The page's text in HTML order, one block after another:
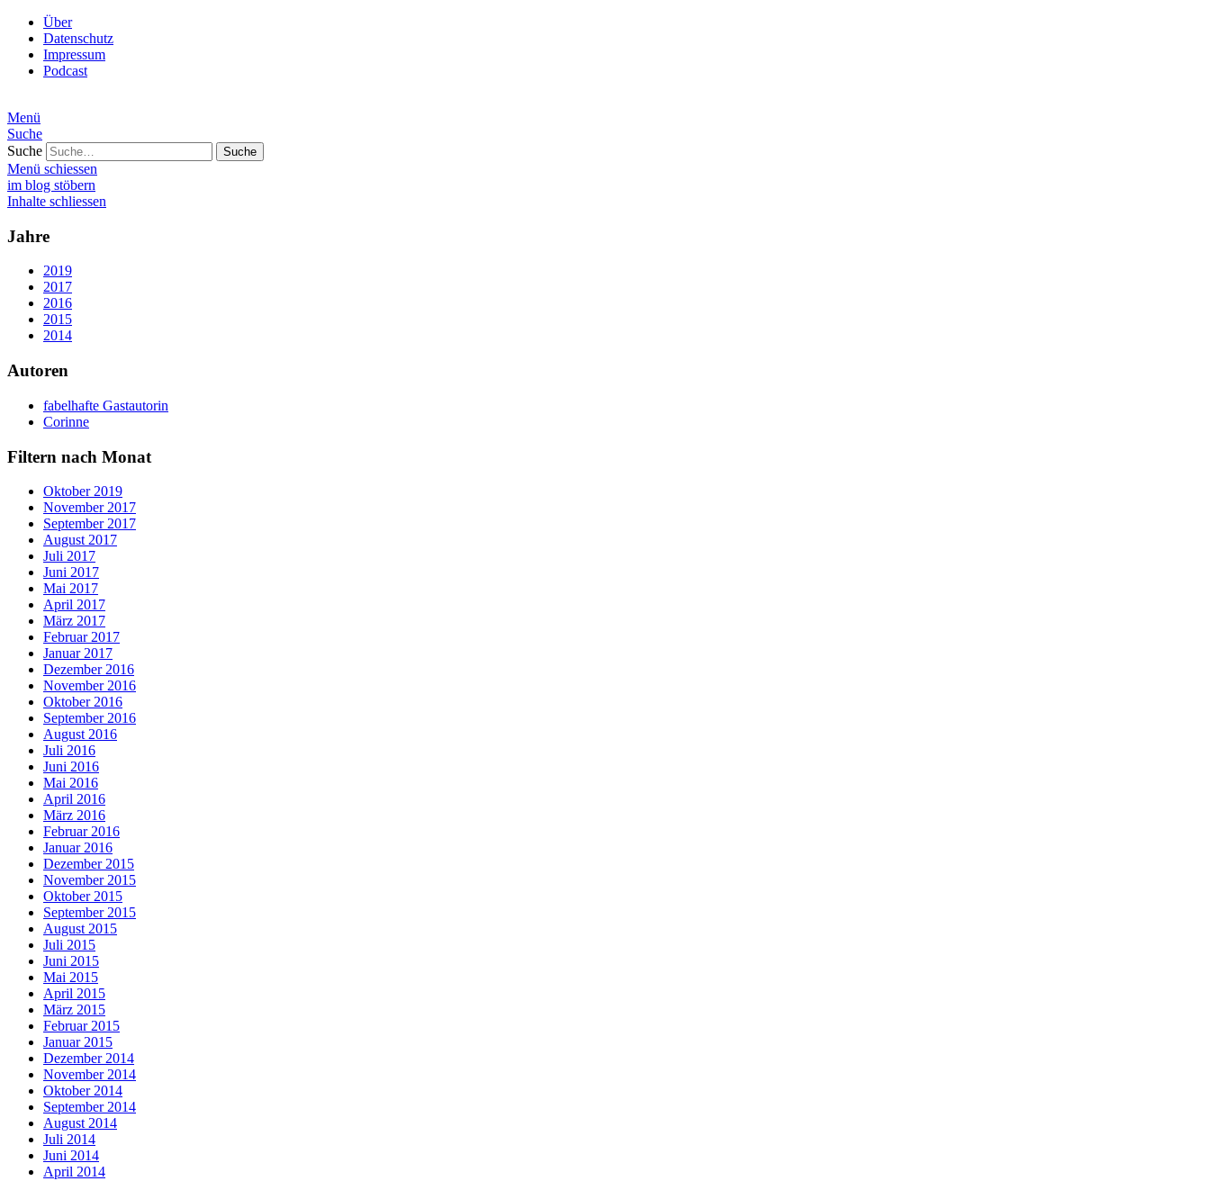
Über
Datenschutz
Impressum
Podcast
Menü
Suche
Suche
Menü schiessen
im blog stöbern
Inhalte schliessen
Jahre
2019
2017
2016
2015
2014
Autoren
fabelhafte Gastautorin
Corinne
Filtern nach Monat
Oktober 2019
November 2017
September 2017
August 2017
Juli 2017
Juni 2017
Mai 2017
April 2017
März 2017
Februar 2017
Januar 2017
Dezember 2016
November 2016
Oktober 2016
September 2016
August 2016
Juli 2016
Juni 2016
Mai 2016
April 2016
März 2016
Februar 2016
Januar 2016
Dezember 2015
November 2015
Oktober 2015
September 2015
August 2015
Juli 2015
Juni 2015
Mai 2015
April 2015
März 2015
Februar 2015
Januar 2015
Dezember 2014
November 2014
Oktober 2014
September 2014
August 2014
Juli 2014
Juni 2014
April 2014